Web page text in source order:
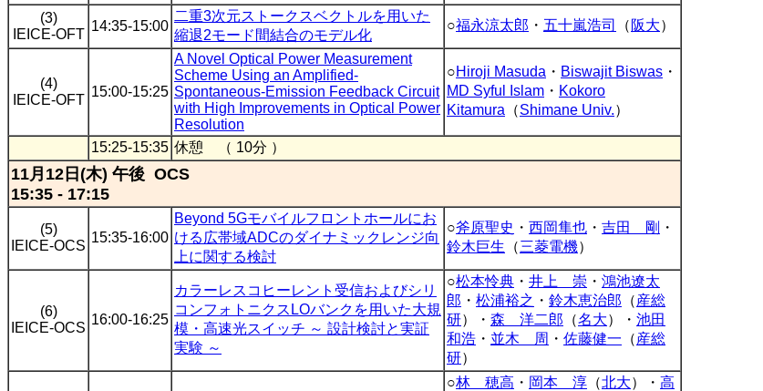
(3)
IEICE-OFT
14:35-15:00
二重3次元ストークスベクトルを用いた
縮退2モード間結合のモデル化
○福永涼太郎 ・ 五十嵐浩司 （ 阪大）
(4)
IEICE-OFT
15:00-15:25
A Novel Optical Power Measurement
Scheme Using an Amplified-
Spontaneous-Emission Feedback Circuit
with High Improvements in Optical Power
Resolution
○Hiroji Masuda ・ Biswajit Biswas ・
MD Syful Islam ・ Kokoro
Kitamura （Shimane Univ.）
15:25-15:35 休憩 （ 10分 ）
11月12日(木) 午後 OCS
15:35 - 17:15
(5)
IEICE-OCS
15:35-16:00
Beyond 5Gモバイルフロントホールにお
ける広帯域ADCのダイナミックレンジ向
上に関する検討
○斧原聖史 ・ 西岡隼也 ・ 吉田 剛 ・
鈴木巨生 （三菱電機）
(6)
IEICE-OCS
16:00-16:25
カラーレスコヒーレント受信およびシリ
コンフォトニクスLOバンクを用いた大規
模・高速光スイッチ ～ 設計検討と実証
実験 ～
○松本怜典 ・ 井上 崇 ・ 鴻池遼太
郎 ・ 松浦裕之 ・ 鈴木恵治郎 （産総
研）・ 森 洋二郎 （名大）・ 池田
和浩 ・ 並木 周 ・ 佐藤健一 （産総
研）
○林 穂高 ・ 岡本 淳 （北大）・ 高